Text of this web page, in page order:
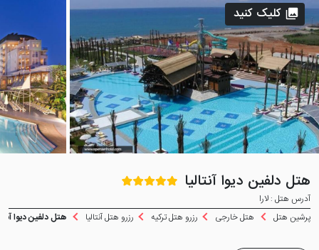
هتل دلفین دیوا آنتالیا
آدرس هتل : لارا
پرشین هتل
هتل خارجی رزرو هتل ترکیه رزرو هتل آنتالیا هتل دلفین دیوا
کلیک کنید